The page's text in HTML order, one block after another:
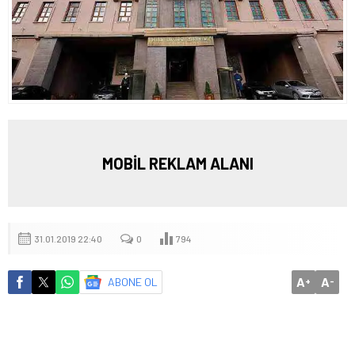
MOBİL REKLAM ALANI
31.01.2019 22:40 0 794
ABONE OL A+ A-